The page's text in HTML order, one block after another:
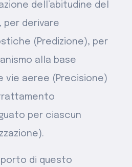
dell’abitudine del
per derivare
(Predizione), per
alla base
vie aeree (Precisione)
per ciascun
di questo